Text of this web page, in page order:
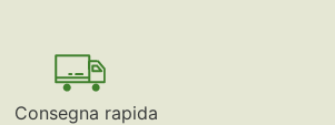
Consegna rapida